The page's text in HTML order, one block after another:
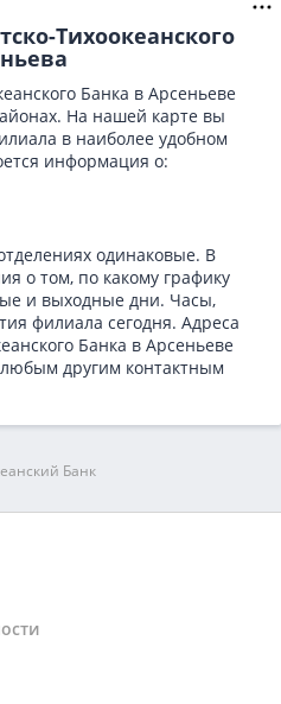
Тихоокеанского
Банка в Арсеньеве
На нашей карте вы
в наиболее удобном
информация о:
одинаковые. В
о том, по какому графику
и выходные дни. Часы,
филиала сегодня. Адреса
Банка в Арсеньеве
другим контактным
Банк